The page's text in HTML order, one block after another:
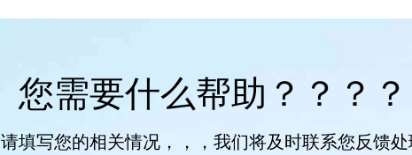
您需要什么帮助？？？？
请填写您的相关情况，，，我们将及时联系您反馈